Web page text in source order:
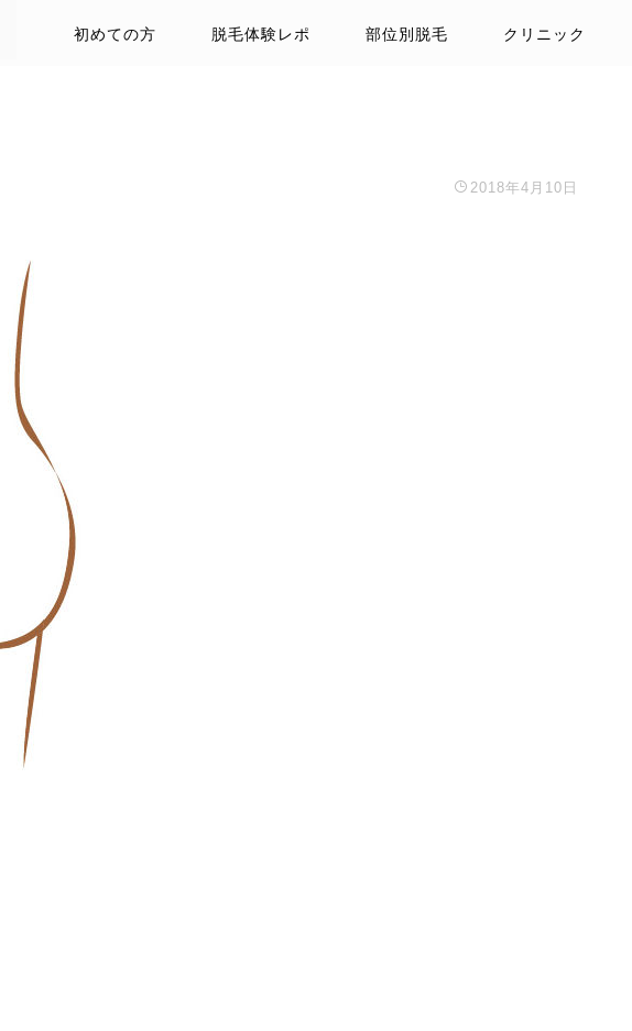
初めての方 脱毛体験レポ 部位別脱毛 クリニック
2018年4月10日